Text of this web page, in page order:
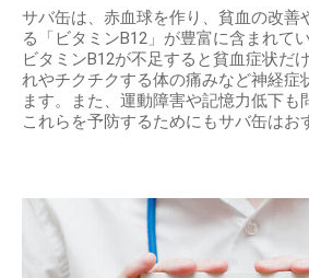
サバ缶は、赤血球を作り、貧血の改善
る「ビタミンB12」が豊富に含まれて
ビタミンB12が不足すると貧血症状だ
れやチクチクする体の痛みなど神経症
ます。また、運動障害や記憶力低下も
これらを予防するためにもサバ缶はお